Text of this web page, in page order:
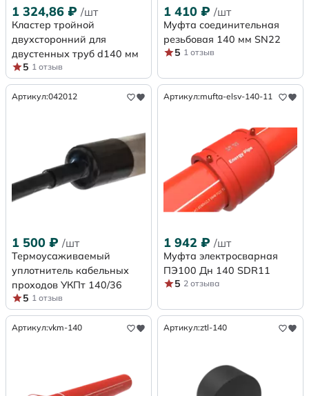
1 324,86 ₽ /шт
Кластер тройной
двухсторонний для
двустенных труб d140 мм
5 1 отзыв
1 410 ₽ /шт
Муфта соединительная
резьбовая 140 мм SN22
5 1 отзыв
Артикул:042012
1 500 ₽ /шт
Термоусаживаемый
уплотнитель кабельных
проходов УКПт 140/36
5 1 отзыв
Артикул:mufta-elsv-140-11
1 942 ₽ /шт
Муфта электросварная
ПЭ100 Дн 140 SDR11
5 2 отзыва
Артикул:vkm-140 Артикул:ztl-140